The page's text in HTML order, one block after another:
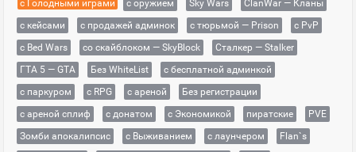
с Голодными играми
с оружием Sky Wars
ClanWar — Кланы
с кейсами
с продажей админок с тюрьмой — Prison
с PvP
с Bed Wars
со скайблоком — SkyBlock
Сталкер — Stalker
ГТА 5 — GTA
Без WhiteList
с бесплатной админкой
с паркуром
с RPG с ареной
Без регистрации
с ареной сплиф
с донатом с Экономикой пиратские
PVE
Зомби апокалипсис
с Выживанием с лаунчером
Flan`s